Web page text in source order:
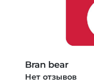
Bran bear
Нет отзывов